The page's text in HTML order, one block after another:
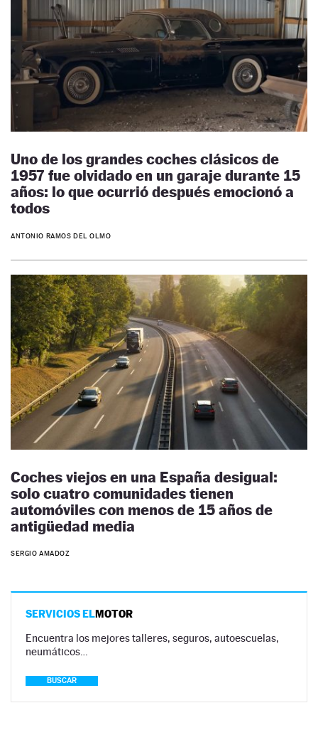
Uno de los grandes coches clásicos de
1957 fue olvidado en un garaje durante 15
años: lo que ocurrió después emocionó a
todos
ANTONIO RAMOS DEL OLMO
Coches viejos en una España desigual:
solo cuatro comunidades tienen
automóviles con menos de 15 años de
antigüedad media
SERGIO AMADOZ
SERVICIOS ELMOTOR
Encuentra los mejores talleres, seguros, autoescuelas,
neumáticos…
BUSCAR